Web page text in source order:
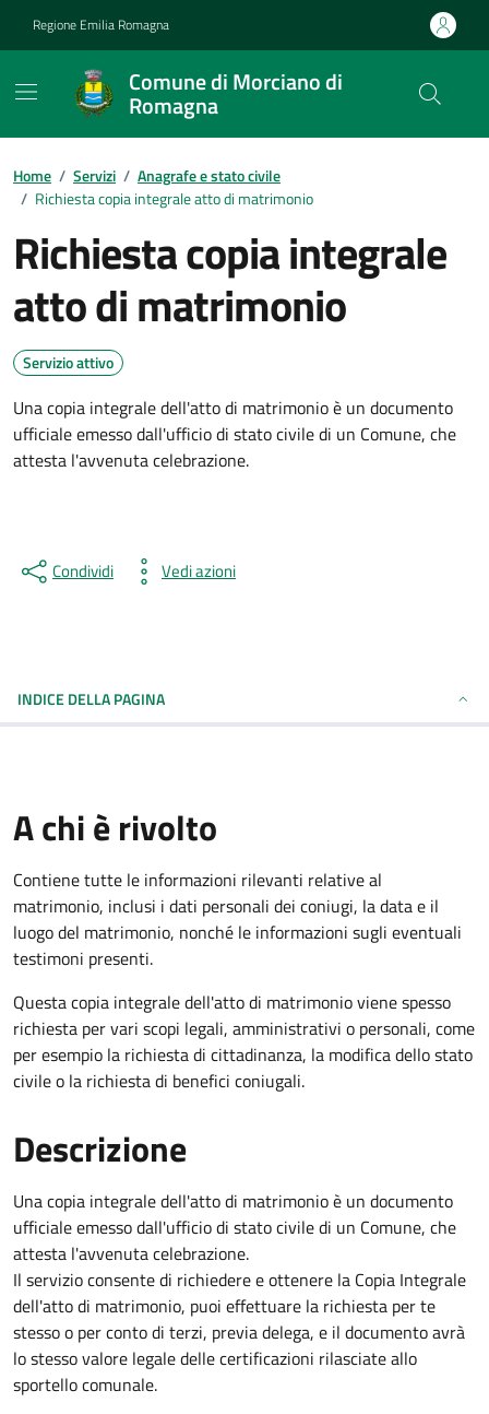
Regione Emilia Romagna
Comune di Morciano di
Romagna
Contenuti in evidenza
Home / Servizi / Anagrafe e stato civile
/ Richiesta copia integrale atto di matrimonio
Richiesta copia integrale
atto di matrimonio
Servizio attivo
Una copia integrale dell'atto di matrimonio è un documento
ufficiale emesso dall'ufficio di stato civile di un Comune, che
attesta l'avvenuta celebrazione.
Condividi Vedi azioni
INDICE DELLA PAGINA
A chi è rivolto
Contiene tutte le informazioni rilevanti relative al
matrimonio, inclusi i dati personali dei coniugi, la data e il
luogo del matrimonio, nonché le informazioni sugli eventuali
testimoni presenti.
Questa copia integrale dell'atto di matrimonio viene spesso
richiesta per vari scopi legali, amministrativi o personali, come
per esempio la richiesta di cittadinanza, la modifica dello stato
civile o la richiesta di benefici coniugali.
Descrizione
Una copia integrale dell'atto di matrimonio è un documento
ufficiale emesso dall'ufficio di stato civile di un Comune, che
attesta l'avvenuta celebrazione.
Il servizio consente di richiedere e ottenere la Copia Integrale
dell'atto di matrimonio, puoi effettuare la richiesta per te
stesso o per conto di terzi, previa delega, e il documento avrà
lo stesso valore legale delle certificazioni rilasciate allo
sportello comunale.